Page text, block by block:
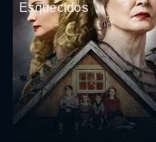
Esquecidos